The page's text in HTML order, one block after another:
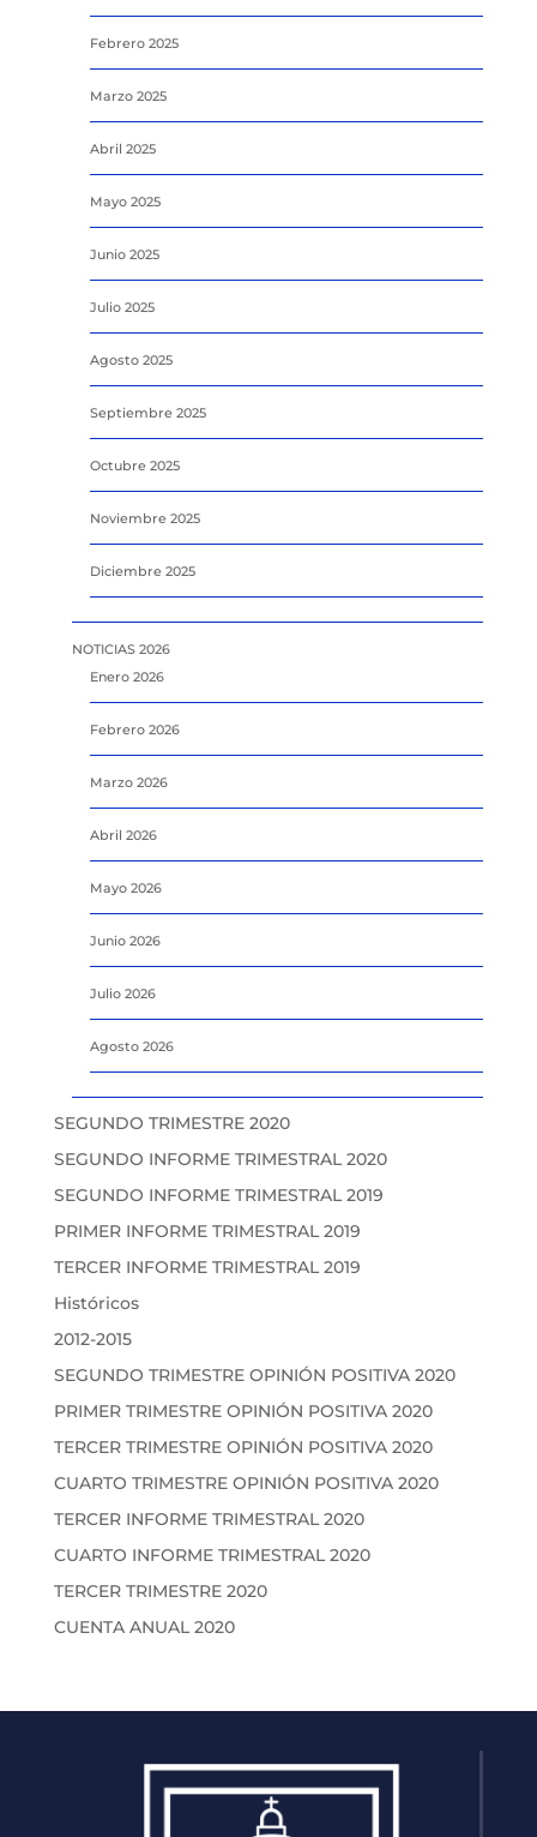
Febrero 2025
Marzo 2025
Abril 2025
Mayo 2025
Junio 2025
Julio 2025
Agosto 2025
Septiembre 2025
Octubre 2025
Noviembre 2025
Diciembre 2025
NOTICIAS 2026
Enero 2026
Febrero 2026
Marzo 2026
Abril 2026
Mayo 2026
Junio 2026
Julio 2026
Agosto 2026
SEGUNDO TRIMESTRE 2020
SEGUNDO INFORME TRIMESTRAL 2020
SEGUNDO INFORME TRIMESTRAL 2019
PRIMER INFORME TRIMESTRAL 2019
TERCER INFORME TRIMESTRAL 2019
Históricos
2012-2015
SEGUNDO TRIMESTRE OPINIÓN POSITIVA 2020
PRIMER TRIMESTRE OPINIÓN POSITIVA 2020
TERCER TRIMESTRE OPINIÓN POSITIVA 2020
CUARTO TRIMESTRE OPINIÓN POSITIVA 2020
TERCER INFORME TRIMESTRAL 2020
CUARTO INFORME TRIMESTRAL 2020
TERCER TRIMESTRE 2020
CUENTA ANUAL 2020